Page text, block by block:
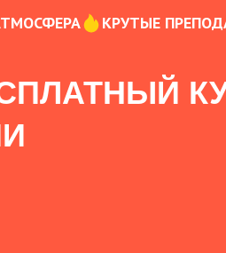
КРУТЫЕ